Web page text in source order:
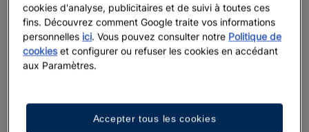
cookies d'analyse, publicitaires et de suivi à toutes ces
fins. Découvrez comment Google traite vos informations
personnelles ici. Vous pouvez consulter notre Politique de
cookies et configurer ou refuser les cookies en accédant
aux Paramètres.
Accepter tous les cookies